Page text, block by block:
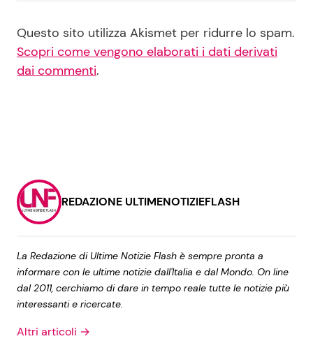
Questo sito utilizza Akismet per ridurre lo spam.
Scopri come vengono elaborati i dati derivati
dai commenti.
REDAZIONE ULTIMENOTIZIEFLASH
La Redazione di Ultime Notizie Flash è sempre pronta a
informare con le ultime notizie dall'Italia e dal Mondo. On line
dal 2011, cerchiamo di dare in tempo reale tutte le notizie più
interessanti e ricercate.
Altri articoli →